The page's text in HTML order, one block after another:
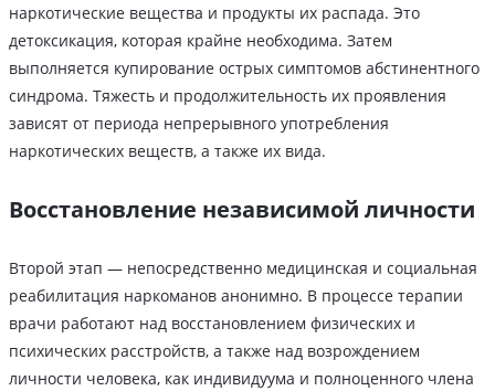
наркотические вещества и продукты их распада. Это
детоксикация, которая крайне необходима. Затем
выполняется купирование острых симптомов абстинентного
синдрома. Тяжесть и продолжительность их проявления
зависят от периода непрерывного употребления
наркотических веществ, а также их вида.
Восстановление независимой личности
Второй этап — непосредственно медицинская и социальная
реабилитация наркоманов анонимно. В процессе терапии
врачи работают над восстановлением физических и
психических расстройств, а также над возрождением
личности человека, как индивидуума и полноценного члена